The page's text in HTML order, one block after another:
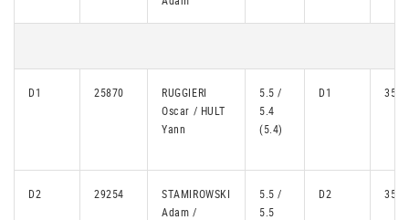
D1 25870
RUGGIERI
Oscar / HULT
Yann
5.5 /
5.4
(5.4)
D1
D2 29254
STAMIROWSKI
Adam /
5.5 /
5.5
D2